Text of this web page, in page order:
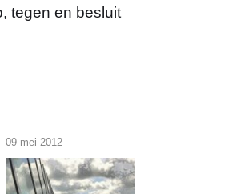
tegen en besluit
09 mei 2012